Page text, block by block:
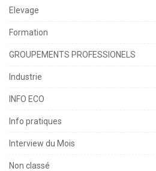
Elevage
Formation
GROUPEMENTS PROFESSIONELS
Industrie
INFO ECO
Info pratiques
Interview du Mois
Non classé